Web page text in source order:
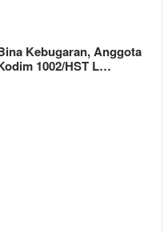
Kebugaran, Anggota
1002/HST L…